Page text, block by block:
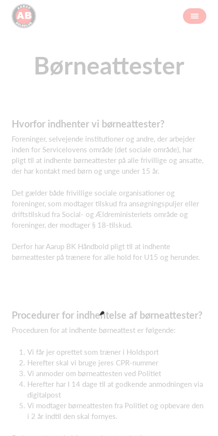
Børneattester
Hvorfor indhenter vi børneattester?
Foreninger, selvejende institutioner og andre, der arbejder
inden for Servicelovens område (det sociale område), har
pligt til at indhente børneattester på alle frivillige og ansatte,
der har kontakt med børn og unge under 15 år.
Det gælder både frivillige sociale organisationer og
foreninger, som modtager tilskud fra ansøgningspuljer eller
driftstilskud fra Social- og Ældreministeriets område og
foreninger, der modtager § 18-tilskud.
Derfor har Aarup BK Håndbold pligt til at indhente
børneattester på trænere for alle hold for U15 og herunder.
Procedurer for indhentelse af børneattester?
Proceduren for at indhente børneattest er følgende:
Vi får jer oprettet som træner i Holdsport
Herefter skal vi bruge jeres CPR-nummer
Vi anmoder om børneattesten ved Politiet
Herefter har I 14 dage til at godkende anmodningen via
digitalpost
Vi modtager børneattesten fra Politiet og opbevare den
i 2 år indtil den skal fornyes.